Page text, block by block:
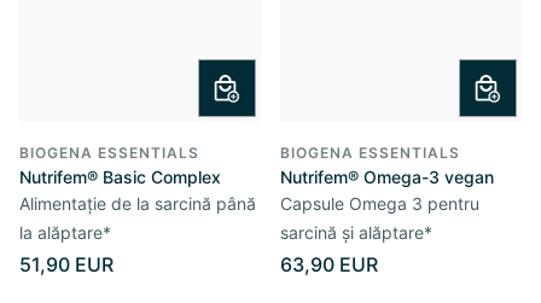
BIOGENA ESSENTIALS
Nutrifem® Basic Complex
Alimentație de la sarcină până
la alăptare*
51,90 EUR
BIOGENA ESSENTIALS
Nutrifem® Omega-3 vegan
Capsule Omega 3 pentru
sarcină și alăptare*
63,90 EUR